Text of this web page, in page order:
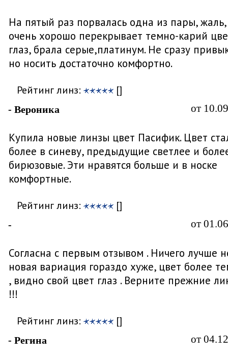
На пятый раз порвалась одна из пары, жаль,
очень хорошо перекрывает темно-карий
глаз, брала серые,платинум. Не сразу
но носить достаточно комфортно.
Рейтинг линз: []
- Вероника от
Купила новые линзы цвет Пасифик. Цвет
более в синеву, предыдущие светлее и
бирюзовые. Эти нравятся больше и в носке
комфортные.
Рейтинг линз: []
- от
Согласна с первым отзывом . Ничего лучше
новая вариация гораздо хуже, цвет более
, видно свой цвет глаз . Верните прежние
!!!
Рейтинг линз: []
- Регина от